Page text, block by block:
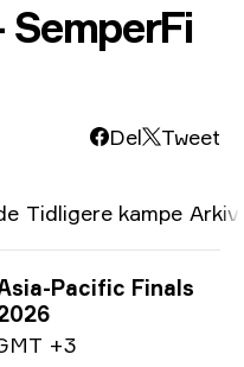
SemperFi
Del Tweet
Tidligere kampe Arkiv
Pacific Finals
+3